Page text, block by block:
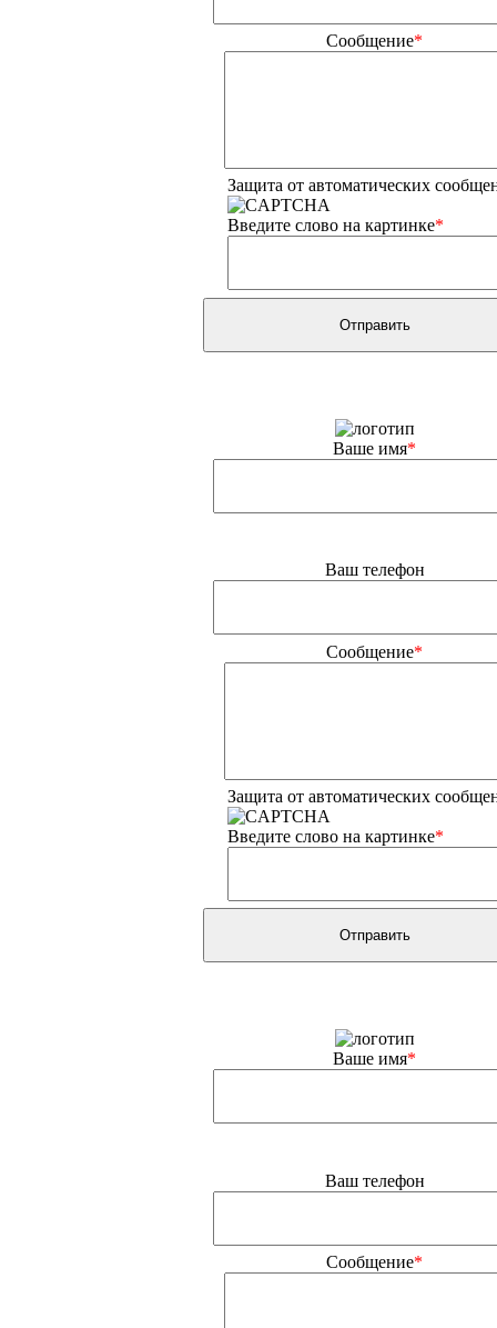
Сообщение*
Защита от автоматических
Введите слово на картинке*
Ваше имя*
Ваш телефон
Сообщение*
Защита от автоматических
Введите слово на картинке*
Ваше имя*
Ваш телефон
Сообщение*